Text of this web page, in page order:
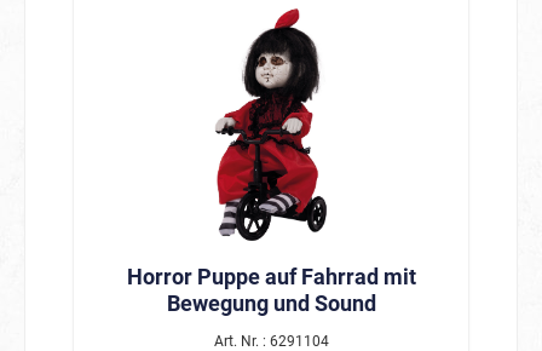
erschreckend realistische Ausstrahlung. Die
Kombination aus klassischem Nonnen-Look und
gruseligen Details macht diese Maske zu einem
echten Highlight für Halloween, Horror-Partys
oder schaurige Events. Die durchdringenden
Augen und feinen Risse im Gesicht sorgen für
einen zusätzlichen Gänsehaut-Effekt. Dank des
integrierten Kopfteils im Nonnenstil entsteht ein
besonders authentischer Look, der dein Kostüm
perfekt ergänzt. Einfach aufsetzen und im
Handumdrehen in eine unheimliche Erscheinung
Maske für Erwachsene Farbe: Weiß/Schwarz
Design: Gruselige Nonne mit düsteren
Augenpartien Inklusive integriertem
Kopftuch/Haube Realistische Gesichtsdetails
Horror Puppe auf Fahrrad mit
Bewegung und Sound
Art. Nr. : 6291104